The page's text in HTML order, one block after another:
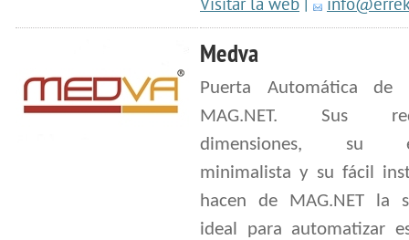
Visitar la web |
Medva
Puerta Automática de
MAG.NET. Sus
dimensiones, su
minimalista y su fácil
hacen de MAG.NET la
ideal para automatizar